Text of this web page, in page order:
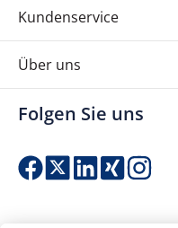
Kundenservice
Über uns
Folgen Sie uns